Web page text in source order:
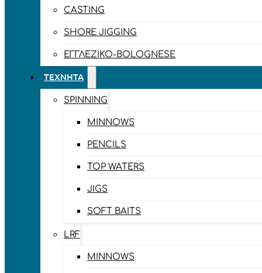
CASTING
SHORE JIGGING
ΕΓΓΛΈΖΙΚΟ-BOLOGNESE
ΤΕΧΝΗΤΆ
SPINNING
MINNOWS
PENCILS
TOP WATERS
JIGS
SOFT BAITS
LRF
MINNOWS